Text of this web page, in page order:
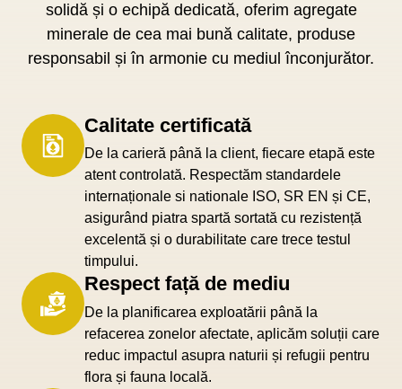
solidă și o echipă dedicată, oferim agregate
minerale de cea mai bună calitate, produse
responsabil și în armonie cu mediul înconjurător.
Calitate certificată
De la carieră până la client, fiecare etapă este
atent controlată. Respectăm standardele
internaționale si nationale ISO, SR EN și CE,
asigurând piatra spartă sortată cu rezistență
excelentă și o durabilitate care trece testul
timpului.
Respect față de mediu
De la planificarea exploatării până la
refacerea zonelor afectate, aplicăm soluții care
reduc impactul asupra naturii și refugii pentru
flora și fauna locală.